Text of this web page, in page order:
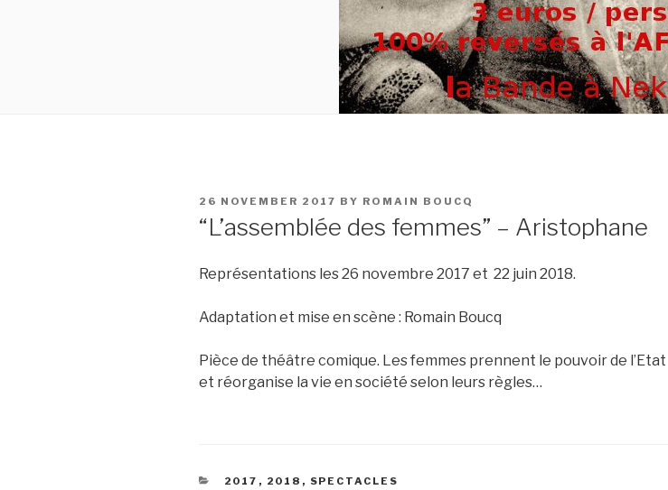
POSTED
ON
26 NOVEMBER 2017 BY ROMAIN BOUCQ
“L’assemblée des femmes” – Aristophane
Représentations les 26 novembre 2017 et 22 juin 2018.
Adaptation et mise en scène : Romain Boucq
Pièce de théâtre comique. Les femmes prennent le pouvoir de l’Etat
et réorganise la vie en société selon leurs règles…
CATEGORIES
2017 , 2018 , SPECTACLES